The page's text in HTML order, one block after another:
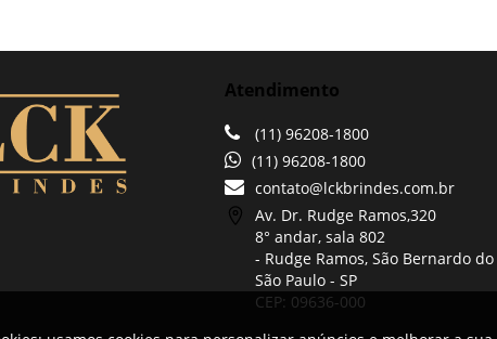
Atendimento
(11) 96208-1800
(11) 96208-1800
contato@lckbrindes.com.br
Av. Dr. Rudge Ramos,320
8° andar, sala 802
- Rudge Ramos, São Bernardo
São Paulo -SP
CEP: 09636-000